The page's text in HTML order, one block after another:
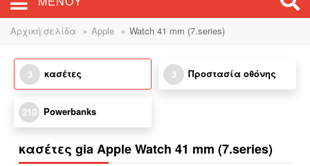
Αρχική σελίδα » Apple » Watch 41 mm (7.series)
3 κασέτες 3 Προστασία οθόνης
210 Powerbanks
κασέτες gia Apple Watch 41 mm (7.series)